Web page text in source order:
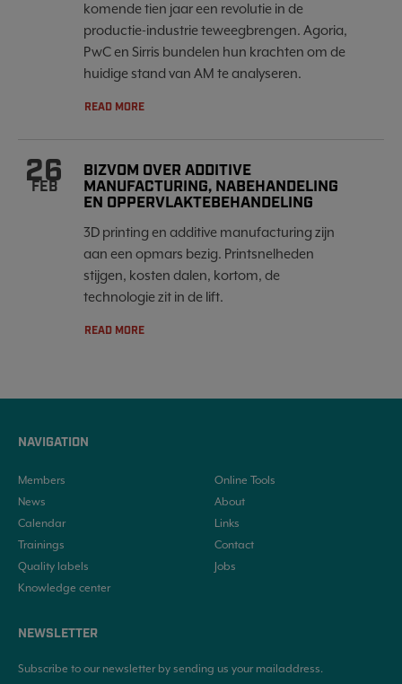
komende tien jaar een revolutie in de
productie-industrie teweegbrengen. Agoria,
PwC en Sirris bundelen hun krachten om de
huidige stand van AM te analyseren.
READ MORE
26
FEB
BIZVOM OVER ADDITIVE
MANUFACTURING, NABEHANDELING
EN OPPERVLAKTEBEHANDELING
3D printing en additive manufacturing zijn
aan een opmars bezig. Printsnelheden
stijgen, kosten dalen, kortom, de
technologie zit in de lift.
READ MORE
NAVIGATION
Members
News
Calendar
Trainings
Quality labels
Knowledge center
Online Tools
About
Links
Contact
Jobs
NEWSLETTER
Subscribe to our newsletter by sending us your mailaddress.